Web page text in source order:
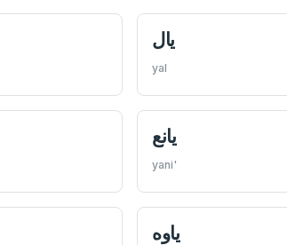
يال
yal
يانع
yani'
ياوه